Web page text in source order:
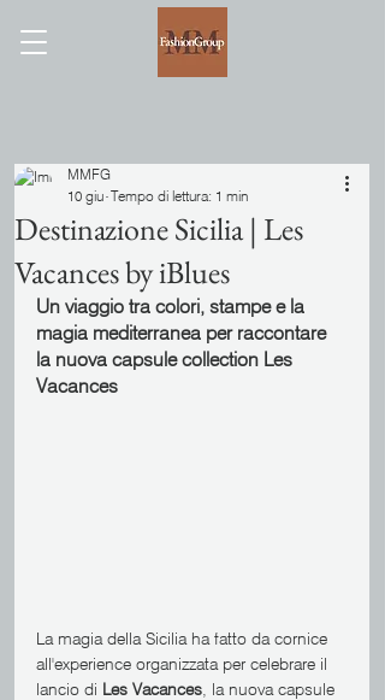
Destinazione Sicilia | Les
Vacances by iBlues
MMFG
10 giu Tempo di lettura: 1 min
Un viaggio tra colori, stampe e la
magia mediterranea per raccontare
la nuova capsule collection Les
Vacances
La magia della Sicilia ha fatto da cornice
all'experience organizzata per celebrare il
lancio di Les Vacances , la nuova capsule